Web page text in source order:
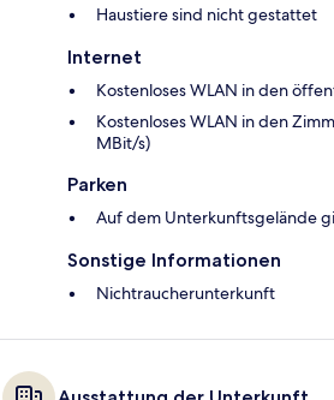
Haustiere sind nicht gestattet
Internet
Kostenloses WLAN in den
Kostenloses WLAN in den
MBit/s)
Parken
Auf dem Unterkunftsgelände
Sonstige Informationen
Nichtraucherunterkunft